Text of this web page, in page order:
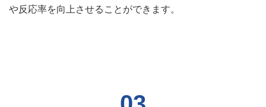
や反応率を向上させることができます。